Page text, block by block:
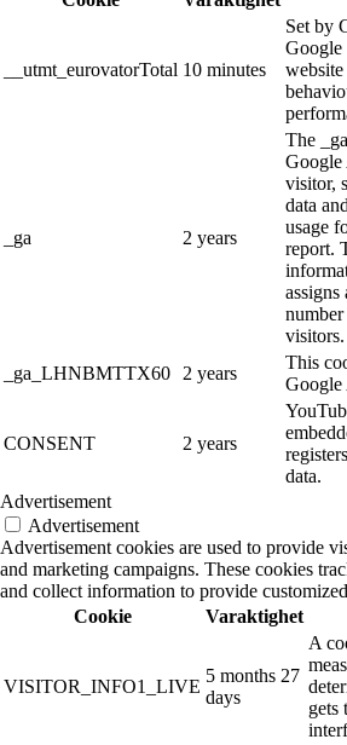
__utmt_eurovatorTotal 10 minutes
Set by
Google
_ga 2 years
The
Google
visitor,
data
usage
report.
assigns
visitors.
_ga_LHNBMTTX60
2 years
This
Google
CONSENT 2 years
data.
Advertisement
Advertisement
Advertisement cookies are used to provide
and marketing campaigns. These cookies
and collect information to provide
Cookie
Varaktighet
VISITOR_INFO1_LIVE
5 months 27
days
A
gets